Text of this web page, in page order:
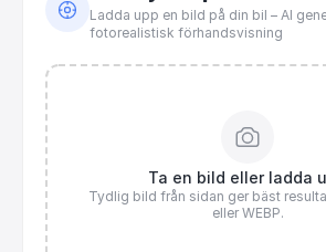
Ladda upp en bild på din bil – AI
fotorealistisk förhandsvisning
Ta en bild eller ladda
Tydlig bild från sidan ger bäst
eller WEBP.